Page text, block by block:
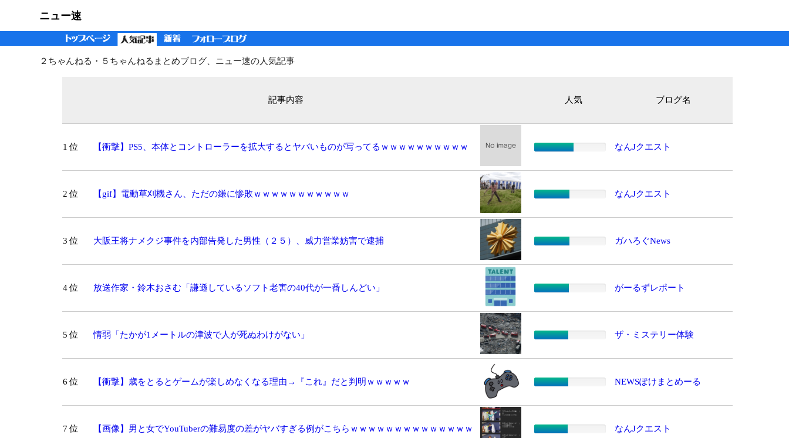
ニュー速
２ちゃんねる・５ちゃんねるまとめブログ、ニュー速の人気記事
記事内容 人気 ブログ名
1 位 【衝撃】PS5、本体とコントローラーを拡大するとヤバいものが写ってるｗｗｗｗｗｗｗｗｗｗ なんJクエスト
2 位 【gif】電動草刈機さん、ただの鎌に惨敗ｗｗｗｗｗｗｗｗｗｗｗ なんJクエスト
3 位 大阪王将ナメクジ事件を内部告発した男性（２５）、威力営業妨害で逮捕 ガハろぐNews
4 位 放送作家・鈴木おさむ「謙遜しているソフト老害の40代が一番しんどい」 がーるずレポート
5 位 情弱「たかが1メートルの津波で人が死ぬわけがない」 ザ・ミステリー体験
6 位 【衝撃】歳をとるとゲームが楽しめなくなる理由→『これ』だと判明ｗｗｗｗｗ NEWSぽけまとめーる
7 位
【画像】男と女でYouTuberの難易度の差がヤバすぎる例がこちらｗｗｗｗｗｗｗｗｗｗｗｗｗｗ
なんJクエスト